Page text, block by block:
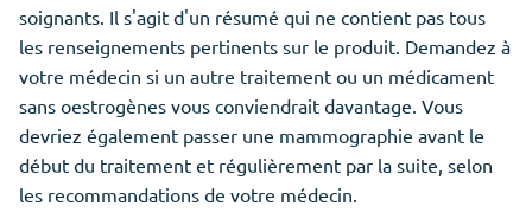
soignants. Il s'agit d'un résumé qui ne contient pas tous
les renseignements pertinents sur le produit. Demandez à
votre médecin si un autre traitement ou un médicament
sans oestrogènes vous conviendrait davantage. Vous
devriez également passer une mammographie avant le
début du traitement et régulièrement par la suite, selon
les recommandations de votre médecin.